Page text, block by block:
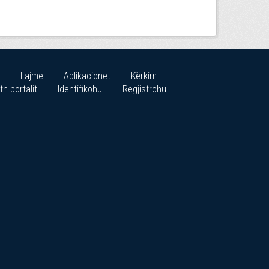
Lajme Aplikacionet
Kërkim
portalit
Identifikohu Regjistrohu